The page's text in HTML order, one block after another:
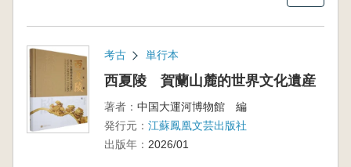
考古 単行本
西夏陵 賀蘭山麓的世界文化遺産
著者： 中国大運河博物館 編
発行元： 江蘇鳳凰文芸出版社
出版年： 2026/01